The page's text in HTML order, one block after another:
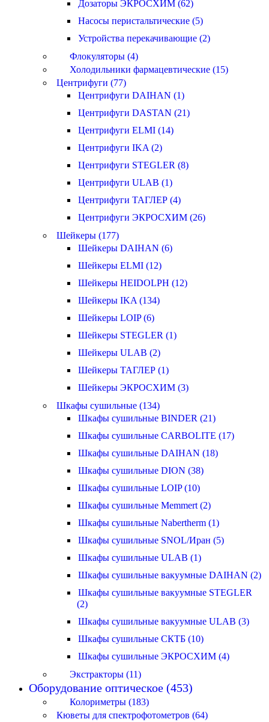
Дозаторы ЭКРОСХИМ (62)
Насосы перистальтические (5)
Устройства перекачивающие (2)
Флокуляторы (4)
Холодильники фармацевтические (15)
Центрифуги (77)
Центрифуги DAIHAN (1)
Центрифуги DASTAN (21)
Центрифуги ELMI (14)
Центрифуги IKA (2)
Центрифуги STEGLER (8)
Центрифуги ULAB (1)
Центрифуги ТАГЛЕР (4)
Центрифуги ЭКРОСХИМ (26)
Шейкеры (177)
Шейкеры DAIHAN (6)
Шейкеры ELMI (12)
Шейкеры HEIDOLPH (12)
Шейкеры IKA (134)
Шейкеры LOIP (6)
Шейкеры STEGLER (1)
Шейкеры ULAB (2)
Шейкеры ТАГЛЕР (1)
Шейкеры ЭКРОСХИМ (3)
Шкафы сушильные (134)
Шкафы сушильные BINDER (21)
Шкафы сушильные CARBOLITE (17)
Шкафы сушильные DAIHAN (18)
Шкафы сушильные DION (38)
Шкафы сушильные LOIP (10)
Шкафы сушильные Memmert (2)
Шкафы сушильные Nabertherm (1)
Шкафы сушильные SNOL/Иран (5)
Шкафы сушильные ULAB (1)
Шкафы сушильные вакуумные DAIHAN (2)
Шкафы сушильные вакуумные STEGLER
(2)
Шкафы сушильные вакуумные ULAB (3)
Шкафы сушильные СКТБ (10)
Шкафы сушильные ЭКРОСХИМ (4)
Экстракторы (11)
Оборудование оптическое (453)
Колориметры (183)
Кюветы для спектрофотометров (64)